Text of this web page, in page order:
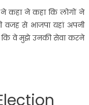
ने कहा ने कहा कि लोगों ने
वजह से भाजपा यहां अपनी
कि वे मुझे उनकी सेवा करने